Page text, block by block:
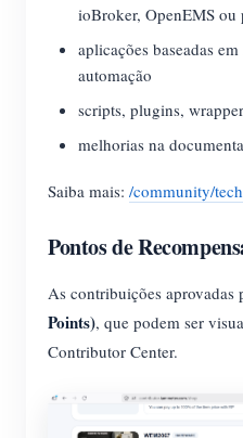
ioBroker, OpenEMS ou
aplicações baseadas
automação
scripts, plugins,
melhorias na
Saiba mais: /community/
Pontos de
As contribuições aprovadas
Points), que podem ser
Contributor Center.